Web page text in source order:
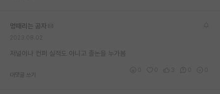
멍때리는 공자
저널이나 컨퍼 실적도 아니고 졸논을 누가봄
대댓글 쓰기